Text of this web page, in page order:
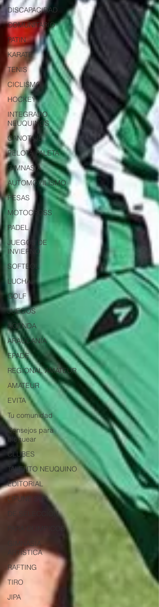
DISCAPACIDAD
COMUNITARIO
PATIN
KARATE
TENIS
CICLISMO
HOCKEY
INTEGRADO
NEUQUINOS
CANOTAJE
PELOTA PALETA
GIMNASIA
AUTOMOVILISMO
PESAS
MOTOCROSS
PADEL
JUEGOS DE
INVIERNO
SOFTBOL
LUCHA
GOLF
JUEGOS
AGENDA
ARAUCANIA
EPADE
REGIONAL AMATEUR
AMATEUR
EVITA
Tu comunidad
Consejos para
bloguear
CLUBES
TALENTO NEUQUINO
EDITORIAL
LIFUNE SUR
DE SELECCIÓN
PARA OLIMPICOS
GIMNASIA
ARTÍSTICA
RAFTING
TIRO
JIPA